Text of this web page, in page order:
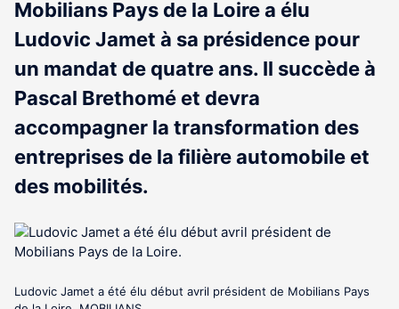
Mobilians Pays de la Loire a élu
Ludovic Jamet à sa présidence pour
un mandat de quatre ans. Il succède à
Pascal Brethomé et devra
accompagner la transformation des
entreprises de la filière automobile et
des mobilités.
Ludovic Jamet a été élu début avril président de Mobilians Pays